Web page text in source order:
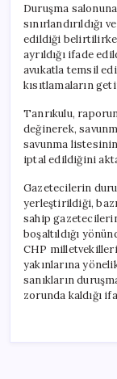
Duruşma
sınırlandırıldığı
edildiği
ayrıldığı ifade
avukatla temsil
kısıtlamaların
Tanrıkulu,
değinerek,
savunma listesinin
iptal edildiğini
Gazetecilerin
yerleştirildiği,
sahip
boşaltıldığı
CHP
yakınlarına
sanıkların
zorunda kaldığı